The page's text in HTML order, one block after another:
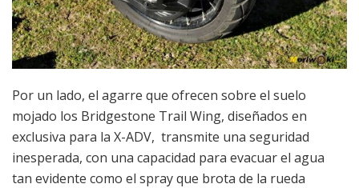
Por un lado, el agarre que ofrecen sobre el suelo
mojado los Bridgestone Trail Wing, diseñados en
exclusiva para la X-ADV, transmite una seguridad
inesperada, con una capacidad para evacuar el agua
tan evidente como el spray que brota de la rueda